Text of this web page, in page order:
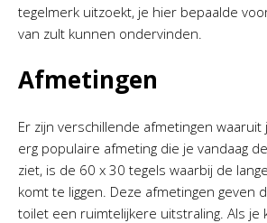
tegelmerk uitzoekt, je hier bepaalde
van zult kunnen ondervinden.
Afmetingen
Er zijn verschillende afmetingen waaruit
erg populaire afmeting die je vandaag
ziet, is de 60 x 30 tegels waarbij de
komt te liggen. Deze afmetingen geven
toilet een ruimtelijkere uitstraling. Als je